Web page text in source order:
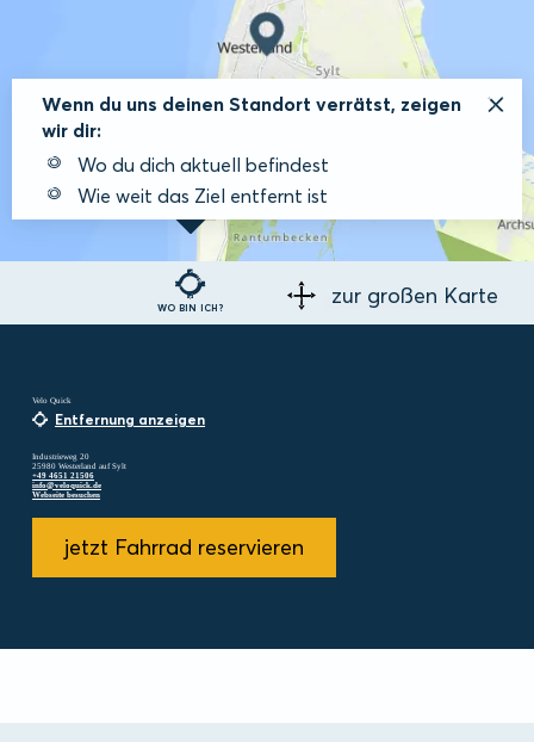
WO BIN ICH?
Wenn du uns deinen Standort verrätst, zeigen
wir dir:
Wo du dich aktuell befindest
Wie weit das Ziel entfernt ist
zur großen Karte
Velo Quick
Entfernung anzeigen
Industrieweg 20
25980 Westerland auf Sylt
+49 4651 21506
info@veloquick.de
Webseite besuchen
jetzt Fahrrad reservieren